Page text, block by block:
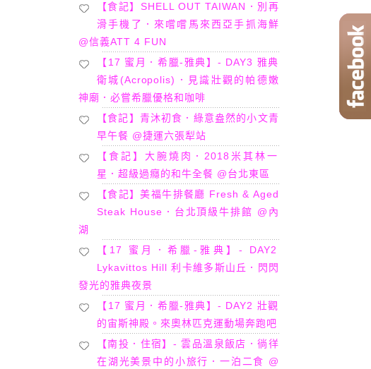
【食記】SHELL OUT TAIWAN．別再
滑手機了．來嚐嚐馬來西亞手抓海鮮
@信義ATT 4 FUN
【17 蜜月．希臘-雅典】- DAY3 雅典
衛城(Acropolis)．見識壯觀的帕德嫩
神廟．必嘗希臘優格和咖啡
【食記】青沐初食．綠意盎然的小文青
早午餐 @捷運六張犁站
【食記】大腕燒肉．2018米其林一
星．超級過癮的和牛全餐 @台北東區
【食記】美福牛排餐廳 Fresh & Aged
Steak House．台北頂級牛排館 @內
湖
【17 蜜月．希臘-雅典】- DAY2
Lykavittos Hill 利卡維多斯山丘．閃閃
發光的雅典夜景
【17 蜜月．希臘-雅典】- DAY2 壯觀
的宙斯神殿。來奧林匹克運動場奔跑吧
【南投．住宿】- 雲品溫泉飯店．徜徉
在湖光美景中的小旅行．一泊二食 @